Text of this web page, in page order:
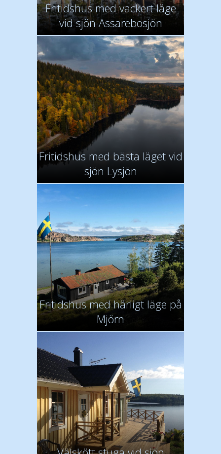
Fritidshus med vackert läge
vid sjön Assarebosjön
Fritidshus med bästa läget vid
sjön Lysjön
Fritidshus med härligt läge på
Mjörn